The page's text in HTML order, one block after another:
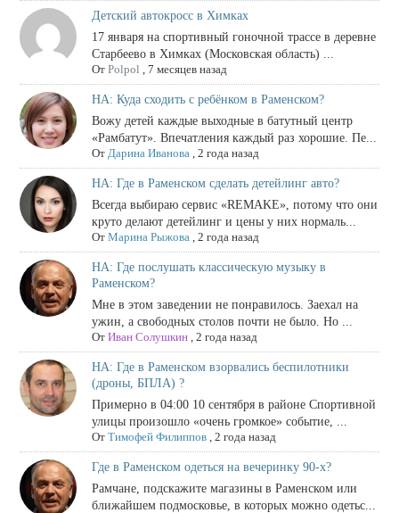
Детский автокросс в Химках
17 января на спортивный гоночной трассе в деревне
Старбеево в Химках (Московская область) ...
От Polpol , 7 месяцев назад
НА: Куда сходить с ребёнком в Раменском?
Вожу детей каждые выходные в батутный центр
«Рамбатут». Впечатления каждый раз хорошие. Пе...
От Дарина Иванова, 2 года назад
НА: Где в Раменском сделать детейлинг авто?
Всегда выбираю сервис «REMAKE», потому что они
круто делают детейлинг и цены у них нормаль...
От Марина Рыжова, 2 года назад
НА: Где послушать классическую музыку в
Раменском?
Мне в этом заведении не понравилось. Заехал на
ужин, а свободных столов почти не было. Но ...
От Иван Солушкин, 2 года назад
НА: Где в Раменском взорвались беспилотники
(дроны, БПЛА) ?
Примерно в 04:00 10 сентября в районе Спортивной
улицы произошло «очень громкое» событие, ...
От Тимофей Филиппов, 2 года назад
Где в Раменском одеться на вечеринку 90-х?
Рамчане, подскажите магазины в Раменском или
ближайшем подмосковье, в которых можно одетьс...